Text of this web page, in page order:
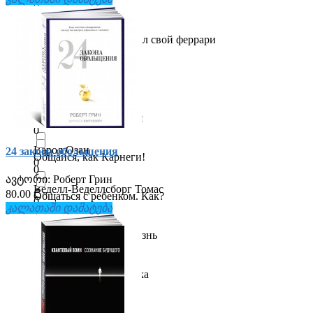
0
Бэйли Крис
Вадим Зеланд
Валерия Сенченко
0
Варол Озан
0
Веделл-Веделлсборг Томас
0
Векс Кинг
Венди Сузуки
Вера Каппони
Монах, который продал свой феррари
Научный интерес
Нескучная психология
0
Общайся, как Карнеги!
0
Общаться с ребенком. Как?
0
Одна книга на всю жизнь
Переговоры и риторика
24 закона обольщения
ავტორი: Роберт Грин
80.00 ₾
კალათაში დამატება